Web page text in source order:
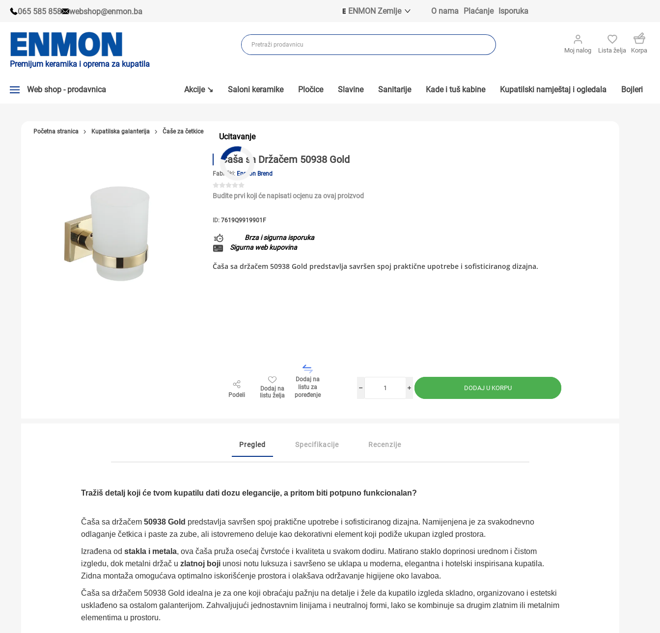
065 585 858 webshop@enmon.ba
ENMON Zemlje
ENMON BIH
ENMON MKD
O nama Plaćanje Isporuka
Premijum keramika i oprema za kupatila
Moj nalog Lista želja Korpa
Web shop - prodavnica
LAJSNE ZA PLOČICE
Akcije ↘ Saloni keramike Pločice Slavine Sanitarije Kade i tuš kabine Kupatilski namještaj i ogledala Bojleri
Ucitavanje
Početna stranica Kupatilska galanterija Čaše za četkice
Čaša sa Držačem 50938 Gold
Fabrički: Enmon Brend
Budite prvi koji će napisati ocjenu za ovaj proizvod
ID: 7619Q9919901F
Brza i sigurna isporuka
Sigurna web kupovina
Čaša sa držačem 50938 Gold predstavlja savršen spoj praktične upotrebe i sofisticiranog dizajna.
Podeli
Dodaj na
listu želja
Dodaj na
listu za
poređenje
i
h
Pregled Specifikacije Recenzije
Tražiš detalj koji će tvom kupatilu dati dozu elegancije, a pritom biti potpuno funkcionalan?
Čaša sa držačem 50938 Gold predstavlja savršen spoj praktične upotrebe i sofisticiranog dizajna. Namijenjena je za svakodnevno
odlaganje četkica i paste za zube, ali istovremeno deluje kao dekorativni element koji podiže ukupan izgled prostora.
Izrađena od stakla i metala, ova čaša pruža osećaj čvrstoće i kvaliteta u svakom dodiru. Matirano staklo doprinosi urednom i čistom
izgledu, dok metalni držač u zlatnoj bojiunosi notu luksuza i savršeno se uklapa u moderna, elegantna i hotelski inspirisana kupatila.
Zidna montaža omogućava optimalno iskorišćenje prostora i olakšava održavanje higijene oko lavaboa.
Čaša sa držačem 50938 Gold idealna je za one koji obraćaju pažnju na detalje i žele da kupatilo izgleda skladno, organizovano i estetski
usklađeno sa ostalom galanterijom. Zahvaljujući jednostavnim linijama i neutralnoj formi, lako se kombinuje sa drugim zlatnim ili metalnim
elementima u prostoru.